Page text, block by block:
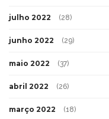
julho 2022 (28)
junho 2022 (29)
maio 2022 (37)
abril 2022 (26)
março 2022 (18)